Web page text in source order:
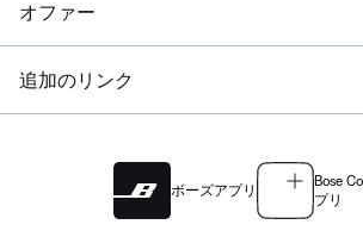
オファー
追加のリンク
ボーズアプリ
Bose
プリ